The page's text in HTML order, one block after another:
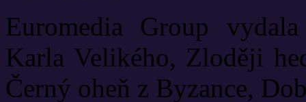
Euromedia Group
Karla Velikého, Zloději
Černý oheň z Byzance,